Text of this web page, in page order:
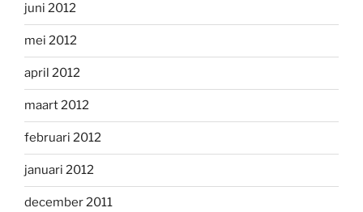
juni 2012
mei 2012
april 2012
maart 2012
februari 2012
januari 2012
december 2011